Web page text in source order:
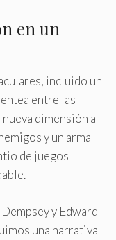
en un
incluido un
entre las
dimensión a
y un arma
de juegos
y Edward
una narrativa